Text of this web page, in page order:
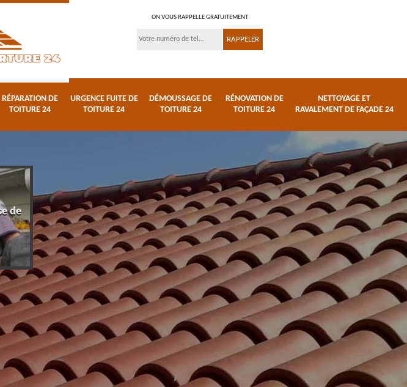
ON VOUS RAPPELLE GRATUITEMENT
RÉPARATION DE
TOITURE 24
URGENCE FUITE DE
TOITURE 24
DÉMOUSSAGE DE
TOITURE 24
RÉNOVATION DE
TOITURE 24
NETTOYAGE ET
RAVALEMENT DE FAÇADE 24
de
Peinture sur tuile et
toiture 24
Réparation de toiture
24
Urgence fuite de
toiture 24